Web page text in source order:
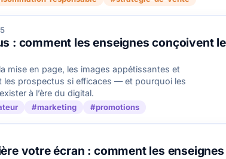
: comment les enseignes conçoivent
mise en page, les images appétissantes et
les prospectus si efficaces — et pourquoi les
à l’ère du digital.
#marketing #promotions
votre écran : comment les